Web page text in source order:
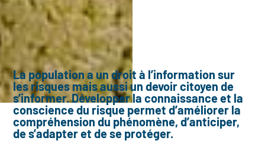
La population a un droit à l’information sur
les risques mais aussi un devoir citoyen de
s’informer. Développer la connaissance et la
conscience du risque permet d’améliorer la
compréhension du phénomène, d’anticiper,
de s’adapter et de se protéger.